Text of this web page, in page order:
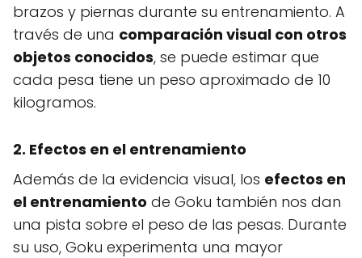
brazos y piernas durante su entrenamiento. A
través de una comparación visual con otros
objetos conocidos, se puede estimar que
cada pesa tiene un peso aproximado de 10
kilogramos.
2. Efectos en el entrenamiento
Además de la evidencia visual, los efectos en
el entrenamiento de Goku también nos dan
una pista sobre el peso de las pesas. Durante
su uso, Goku experimenta una mayor